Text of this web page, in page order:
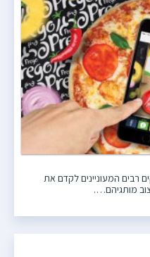
רבים המעוניינים לקדם את
מותגיהם….